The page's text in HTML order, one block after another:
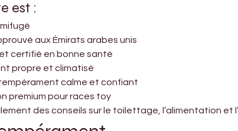
est :
aux Émirats arabes unis
certifié en bonne santé
propre et climatisé
calme et confiant
premium pour races toy
des conseils sur le toilettage, l’alimentation et